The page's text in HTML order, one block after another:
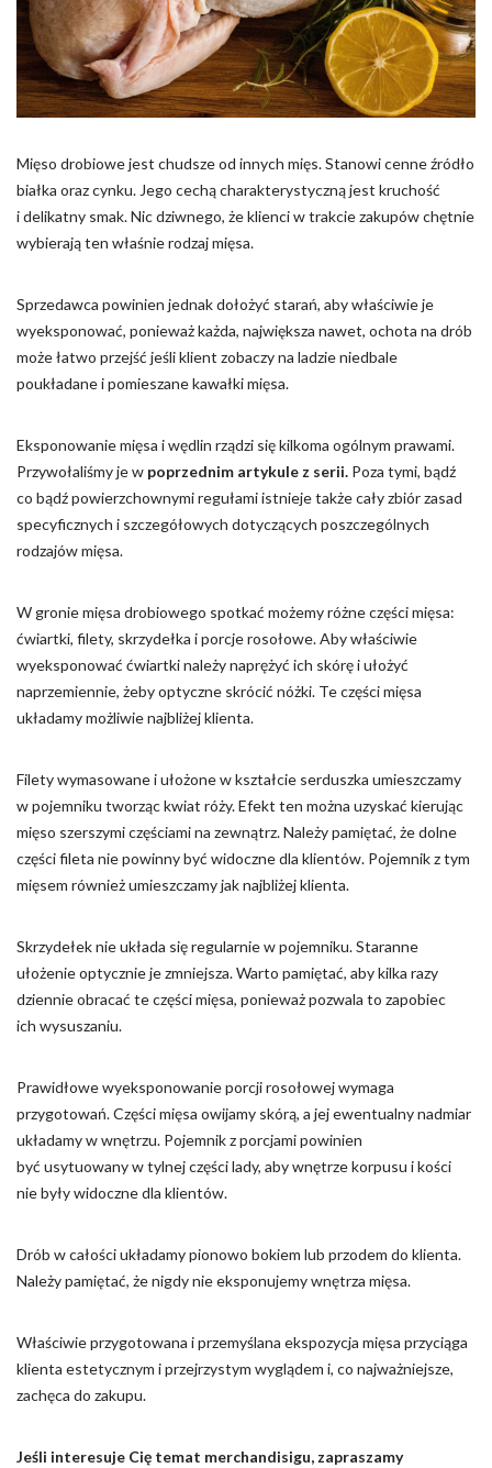
Mięso drobiowe jest chudsze od innych mięs. Stanowi cenne źródło
białka oraz cynku. Jego cechą charakterystyczną jest kruchość
i delikatny smak. Nic dziwnego, że klienci w trakcie zakupów chętnie
wybierają ten właśnie rodzaj mięsa.
Sprzedawca powinien jednak dołożyć starań, aby właściwie je
wyeksponować, ponieważ każda, największa nawet, ochota na drób
może łatwo przejść jeśli klient zobaczy na ladzie niedbale
poukładane i pomieszane kawałki mięsa.
Eksponowanie mięsa i wędlin rządzi się kilkoma ogólnym prawami.
Przywołaliśmy je w poprzednim artykule z serii. Poza tymi, bądź
co bądź powierzchownymi regułami istnieje także cały zbiór zasad
specyficznych i szczegółowych dotyczących poszczególnych
rodzajów mięsa.
W gronie mięsa drobiowego spotkać możemy różne części mięsa:
ćwiartki, filety, skrzydełka i porcje rosołowe. Aby właściwie
wyeksponować ćwiartki należy naprężyć ich skórę i ułożyć
naprzemiennie, żeby optyczne skrócić nóżki. Te części mięsa
układamy możliwie najbliżej klienta.
Filety wymasowane i ułożone w kształcie serduszka umieszczamy
w pojemniku tworząc kwiat róży. Efekt ten można uzyskać kierując
mięso szerszymi częściami na zewnątrz. Należy pamiętać, że dolne
części fileta nie powinny być widoczne dla klientów. Pojemnik z tym
mięsem również umieszczamy jak najbliżej klienta.
Skrzydełek nie układa się regularnie w pojemniku. Staranne
ułożenie optycznie je zmniejsza. Warto pamiętać, aby kilka razy
dziennie obracać te części mięsa, ponieważ pozwala to zapobiec
ich wysuszaniu.
Prawidłowe wyeksponowanie porcji rosołowej wymaga
przygotowań. Części mięsa owijamy skórą, a jej ewentualny nadmiar
układamy w wnętrzu. Pojemnik z porcjami powinien
być usytuowany w tylnej części lady, aby wnętrze korpusu i kości
nie były widoczne dla klientów.
Drób w całości układamy pionowo bokiem lub przodem do klienta.
Należy pamiętać, że nigdy nie eksponujemy wnętrza mięsa.
Właściwie przygotowana i przemyślana ekspozycja mięsa przyciąga
klienta estetycznym i przejrzystym wyglądem i, co najważniejsze,
zachęca do zakupu.
Jeśli interesuje Cię temat merchandisigu, zapraszamy
zapamiętanie informacji, które zmieniają wygląd lub
funkcjonowanie strony, np. preferowany język lub region, w
którym znajduje się użytkownik.
Statystyczne pliki cookie pomagają właścicielem stron
internetowych zrozumieć, w jaki sposób różni użytkownicy
zachowują się na stronie, gromadząc i zgłaszając anonimowe
informacje.
Marketing
Marketingowe pliki cookie stosowane są w celu śledzenia
użytkowników na stronach internetowych. Celem jest
wyświetlanie reklam, które są istotne i interesujące dla
Nieklasyfikowane
Nieklasyfikowane pliki cookie, to pliki, które są w procesie
klasyfikowania, wraz z dostawcami poszczególnych ciasteczek.
Odrzuć
Zapisz moje preferencje
Akceptuj wszystko